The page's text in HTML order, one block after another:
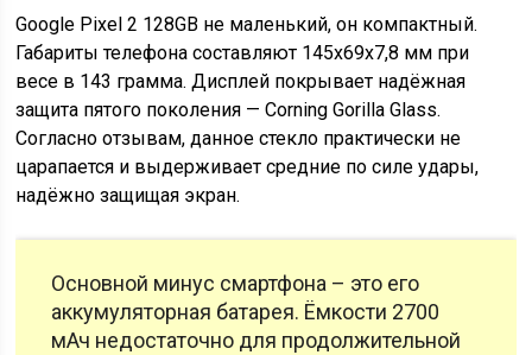
Google Pixel 2 128GB не маленький, он компактный.
Габариты телефона составляют 145х69х7,8 мм при
весе в 143 грамма. Дисплей покрывает надёжная
защита пятого поколения — Corning Gorilla Glass.
Согласно отзывам, данное стекло практически не
царапается и выдерживает средние по силе удары,
надёжно защищая экран.
Основной минус смартфона – это его
аккумуляторная батарея. Ёмкости 2700
мАч недостаточно для продолжительной